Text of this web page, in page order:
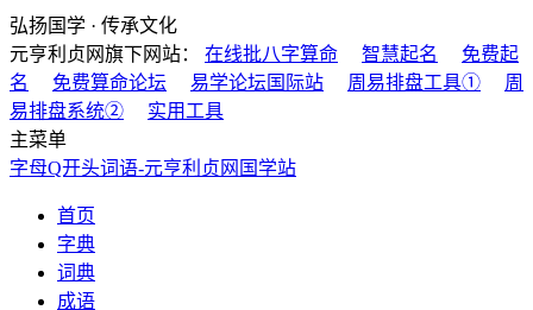
弘扬国学 · 传承文化
元亨利贞网旗下网站： 在线批八字算命 智慧起名
免费起
名
免费算命论坛 易学论坛国际站 周易排盘工具①
周
易排盘系统②
实用工具
主菜单
字母Q开头词语-元亨利贞网国学站
首页
字典
词典
成语